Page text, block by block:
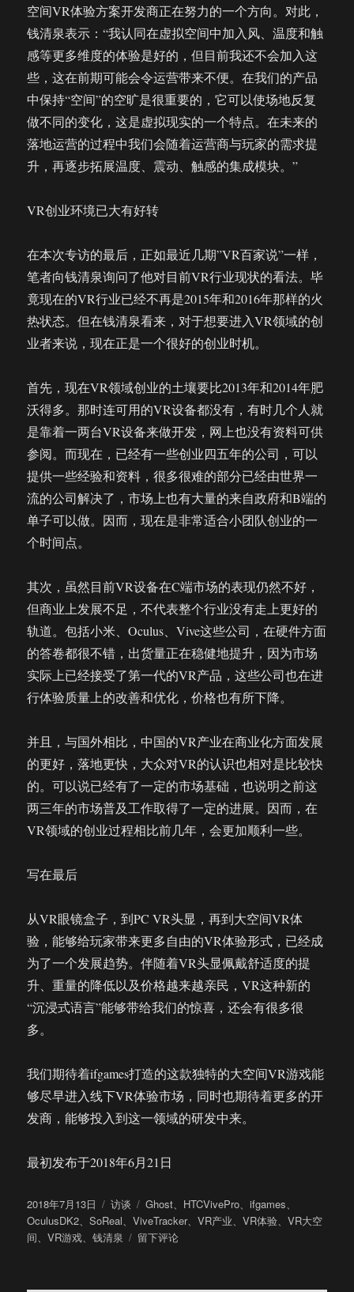
空间VR体验方案开发商正在努力的一个方向。对此，
钱清泉表示：“我认同在虚拟空间中加入风、温度和触
感等更多维度的体验是好的，但目前我还不会加入这
些，这在前期可能会令运营带来不便。在我们的产品
中保持“空间”的空旷是很重要的，它可以使场地反复
做不同的变化，这是虚拟现实的一个特点。在未来的
落地运营的过程中我们会随着运营商与玩家的需求提
升，再逐步拓展温度、震动、触感的集成模块。”
VR创业环境已大有好转
在本次专访的最后，正如最近几期”VR百家说”一样，
笔者向钱清泉询问了他对目前VR行业现状的看法。毕
竟现在的VR行业已经不再是2015年和2016年那样的火
热状态。但在钱清泉看来，对于想要进入VR领域的创
业者来说，现在正是一个很好的创业时机。
首先，现在VR领域创业的土壤要比2013年和2014年肥
沃得多。那时连可用的VR设备都没有，有时几个人就
是靠着一两台VR设备来做开发，网上也没有资料可供
参阅。而现在，已经有一些创业四五年的公司，可以
提供一些经验和资料，很多很难的部分已经由世界一
流的公司解决了，市场上也有大量的来自政府和B端的
单子可以做。因而，现在是非常适合小团队创业的一
个时间点。
其次，虽然目前VR设备在C端市场的表现仍然不好，
但商业上发展不足，不代表整个行业没有走上更好的
轨道。包括小米、Oculus、Vive这些公司，在硬件方面
的答卷都很不错，出货量正在稳健地提升，因为市场
实际上已经接受了第一代的VR产品，这些公司也在进
行体验质量上的改善和优化，价格也有所下降。
并且，与国外相比，中国的VR产业在商业化方面发展
的更好，落地更快，大众对VR的认识也相对是比较快
的。可以说已经有了一定的市场基础，也说明之前这
两三年的市场普及工作取得了一定的进展。因而，在
VR领域的创业过程相比前几年，会更加顺利一些。
写在最后
从VR眼镜盒子，到PC VR头显，再到大空间VR体
验，能够给玩家带来更多自由的VR体验形式，已经成
为了一个发展趋势。伴随着VR头显佩戴舒适度的提
升、重量的降低以及价格越来越亲民，VR这种新的
“沉浸式语言”能够带给我们的惊喜，还会有很多很
多。
我们期待着ifgames打造的这款独特的大空间VR游戏能
够尽早进入线下VR体验市场，同时也期待着更多的开
发商，能够投入到这一领域的研发中来。
最初发布于2018年6月21日
发
布
于
2018年7月13日
分
类
访谈
标
签
Ghost、 HTCVivePro、ifgames、
OculusDK2、SoReal、ViveTracker、VR产业、VR体验、VR大空
间、VR游戏、钱清泉
于
+体
留下评论